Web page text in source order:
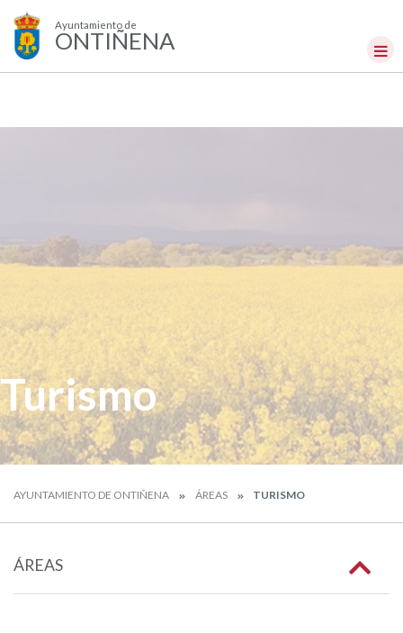
Ayuntamiento de
ONTIÑENA
Turismo
AYUNTAMIENTO DE ONTIÑENA ÁREAS TURISMO
ÁREAS